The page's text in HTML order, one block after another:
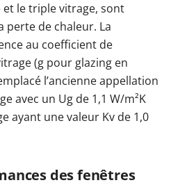
le triple vitrage, sont
perte de chaleur. La
au coefficient de
(g pour glazing en
l’ancienne appellation
avec un Ug de 1,1 W/m²K
ayant une valeur Kv de 1,0
des fenêtres